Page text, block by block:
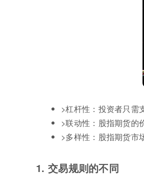
>杠杆性：投资者只需
>联动性：股指期货的
>多样性：股指期货市
1. 交易规则的不同